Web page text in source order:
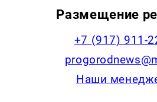
Размещение
+7 (917) 911-
Наши